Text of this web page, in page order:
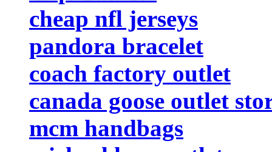
cheap nfl jerseys
pandora bracelet
coach factory outlet
canada goose outlet
mcm handbags